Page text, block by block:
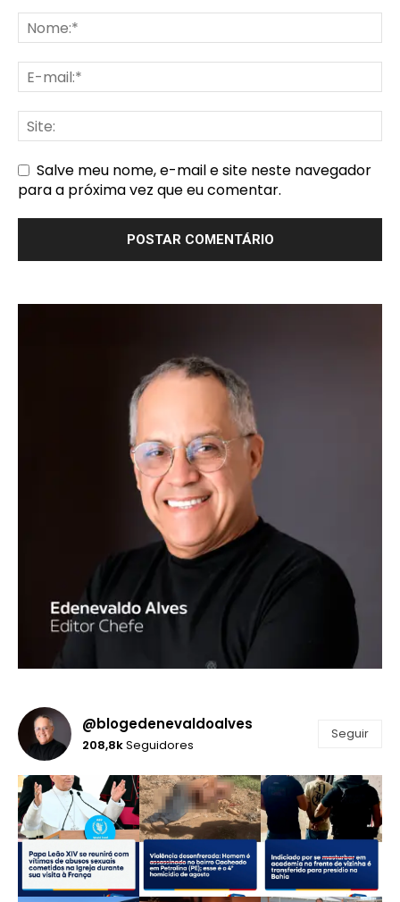
Salve meu nome, e-mail e site neste navegador
para a próxima vez que eu comentar.
@blogedenevaldoalves
208,8kSeguidores
Seguir